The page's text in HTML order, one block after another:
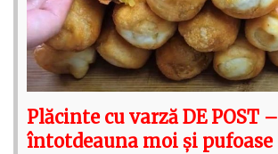
Plăcinte cu varză DE POST –
întotdeauna moi și pufoase